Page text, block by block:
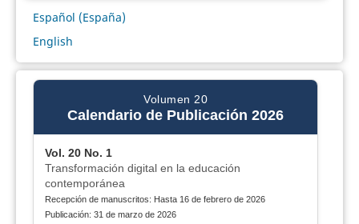
Español (España)
English
Volumen 20
Calendario de Publicación 2026
Vol. 20 No. 1
Transformación digital en la educación
contemporánea
Recepción de manuscritos: Hasta 16 de febrero de 2026
Publicación: 31 de marzo de 2026